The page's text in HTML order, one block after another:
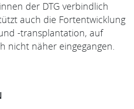
der DTG verbindlich
auch die Fortentwicklung
-transplantation, auf
nicht näher eingegangen.